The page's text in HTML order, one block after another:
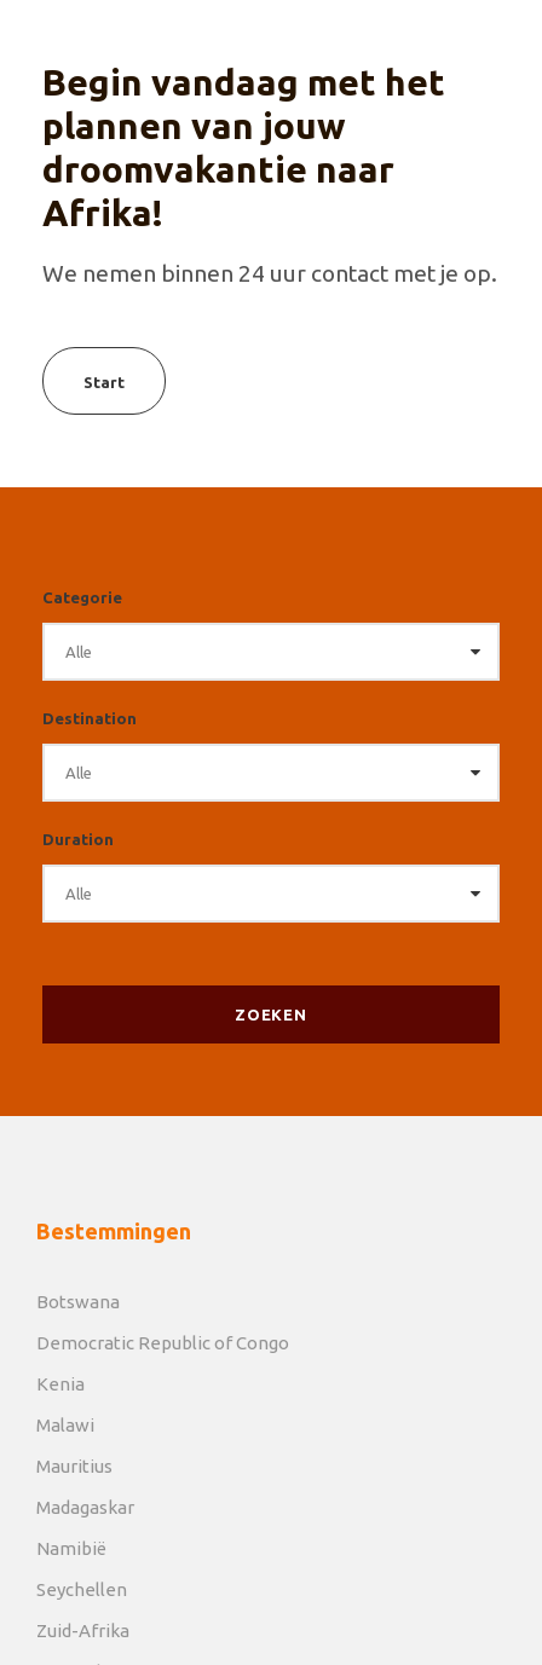
Begin vandaag met het
plannen van jouw
droomvakantie naar
Afrika!
We nemen binnen 24 uur contact met je op.
Start
Categorie
Destination
Duration
Bestemmingen
Botswana
Democratic Republic of Congo
Kenia
Malawi
Mauritius
Madagaskar
Namibië
Seychellen
Zuid-Afrika